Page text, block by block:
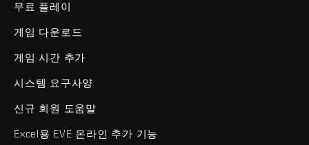
무료 플레이
게임 다운로드
게임 시간 추가
시스템 요구사양
신규 회원 도움말
Excel용 EVE 온라인 추가 기능